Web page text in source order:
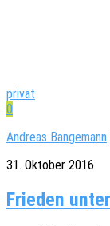
privat
0
Andreas Bangemann
31. Oktober 2016
Frie­den